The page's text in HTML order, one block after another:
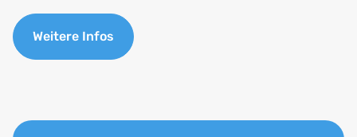
Weitere Infos